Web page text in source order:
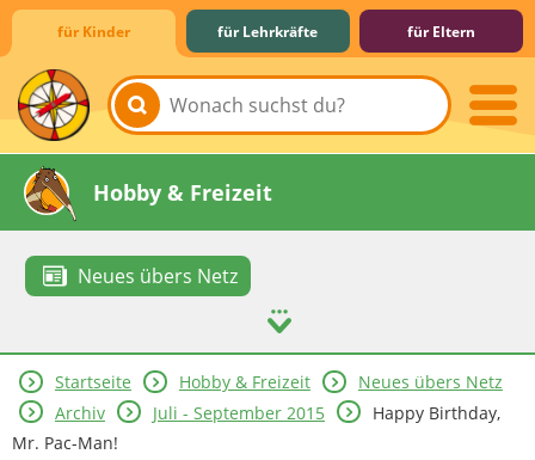
für Kinder für Lehrkräfte für Eltern
Lernen & Schule
Hobby & Freizeit
Neues übers Netz
Spiel & Spaß
Mitreden & Mitmachen
Startseite Hobby & Freizeit
Neues übers Netz
Archiv
Juli - September 2015
Happy Birthday,
Mr. Pac-Man!